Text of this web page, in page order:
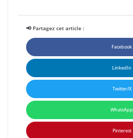
📢 Partagez cet article :
Facebook
LinkedIn
Twitter/X
WhatsApp
Pinterest